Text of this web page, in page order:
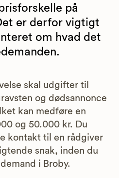
på
er derfor vigtigt
om hvad det
skal udgifter til
og dødsannonce
kan medføre en
og 50.000 kr. Du
kontakt til en rådgiver
snak, inden du
i Broby.